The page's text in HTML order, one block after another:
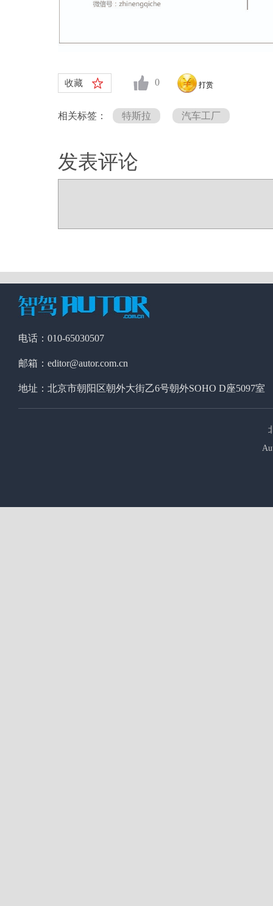
收藏 0 打赏
相关标签： 特斯拉 汽车工厂
发表评论
电话：010-65030507
邮箱：editor@autor.com.cn
地址：北京市朝阳区朝外大街乙6号朝外SOHO D座5097室